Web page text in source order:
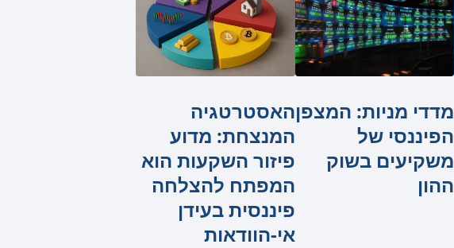
מדדי מניות: המצפן
הפיננסי של
משקיעים בשוק
ההון
האסטרטגיה
המנצחת: מדוע
פיזור השקעות הוא
המפתח להצלחה
פיננסית בעידן
אי-הוודאות